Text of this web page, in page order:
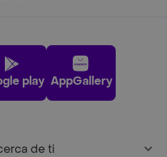
play AppGallery
de ti